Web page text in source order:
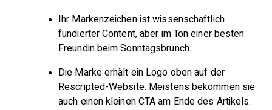
Ihr Markenzeichen ist wissenschaftlich
fundierter Content, aber im Ton einer besten
Freundin beim Sonntagsbrunch.
Die Marke erhält ein Logo oben auf der
Rescripted-Website. Meistens bekommen sie
auch einen kleinen CTA am Ende des Artikels.